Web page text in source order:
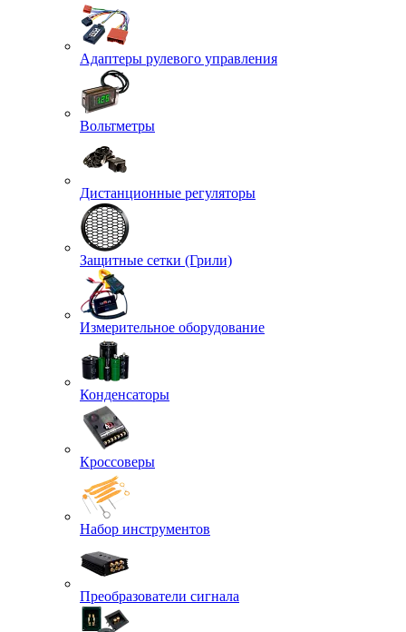
Адаптеры рулевого управления
Вольтметры
Дистанционные регуляторы
Защитные сетки (Грили)
Измерительное оборудование
Конденсаторы
Кроссоверы
Набор инструментов
Преобразователи сигнала